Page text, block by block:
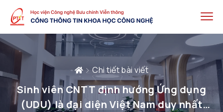
Chi tiết bài viết
Sinh viên CNTT định hướng Ứng dụng
(UDU) là đại diện Việt Nam duy nhất